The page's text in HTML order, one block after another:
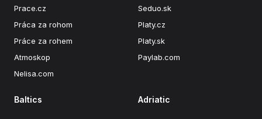
Prace.cz
Práca za rohom
Práce za rohem
Atmoskop
Nelisa.com
Seduo.sk
Platy.cz
Platy.sk
Paylab.com
Baltics Adriatic